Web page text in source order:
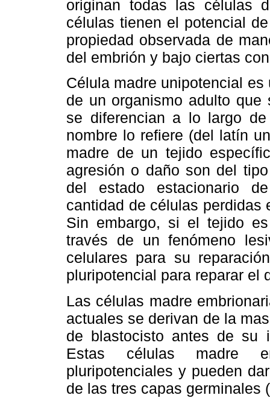
originan todas las células
células tienen el potencial
propiedad observada de
del embrión y bajo ciertas
Célula madre unipotencial
de un organismo adulto
se diferencian a lo largo
nombre lo refiere (del latín
madre de un tejido
agresión o daño son del
del estado estacionario
cantidad de células perdidas
Sin embargo, si el tejido
través de un fenómeno
celulares para su
pluripotencial para reparar el
Las células madre
actuales se derivan de la
de blastocisto antes de su
Estas células madre
pluripotenciales y pueden
de las tres capas germinales (